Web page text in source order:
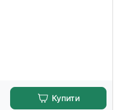
Купити